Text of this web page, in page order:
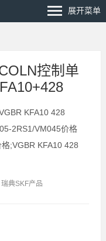
展开菜单
控制单
KFA10 428
2RS1/VM045价格
;VGBR KFA10 428
瑞典SKF产品